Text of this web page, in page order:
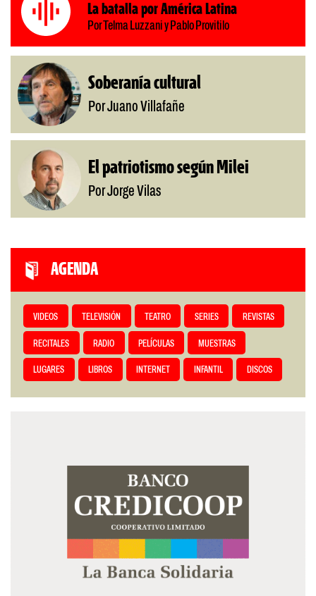
La batalla por América Latina
Por Telma Luzzani y Pablo Provitilo
Soberanía cultural
Por Juano Villafañe
El patriotismo según Milei
Por Jorge Vilas
AGENDA
VIDEOS TELEVISIÓN TEATRO SERIES REVISTAS
RECITALES RADIO PELÍCULAS MUESTRAS
LUGARES LIBROS INTERNET INFANTIL DISCOS